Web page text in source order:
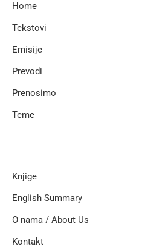
Home
Tekstovi
Emisije
Prevodi
Prenosimo
Teme
Knjige
English Summary
O nama / About Us
Kontakt